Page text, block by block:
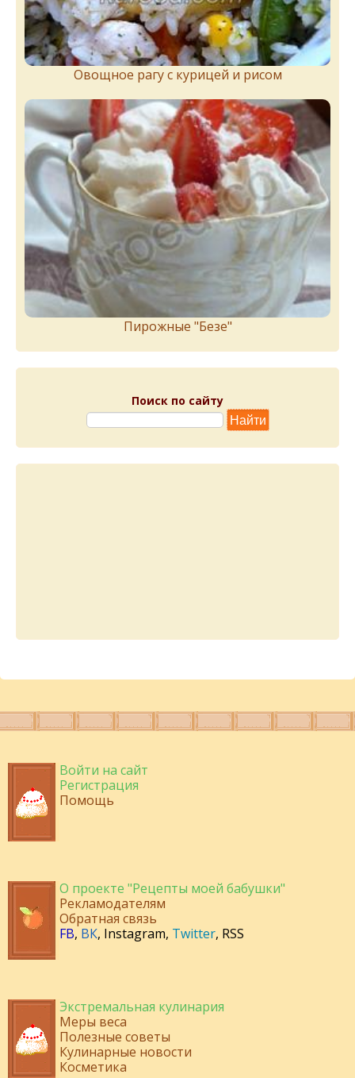
Овощное рагу с курицей и рисом
Пирожныe "Бeзe"
Поиск по сайту
Войти на сайт
Регистрация
Помощь
О проекте "Рецепты моей бабушки"
Рекламодателям
Обратная связь
FB, ВК, Instagram, Twitter, RSS
Экстремальная кулинария
Меры веса
Полезные советы
Кулинарные новости
Косметика